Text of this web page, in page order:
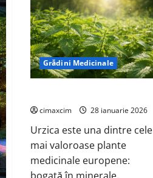
Vidraru
–
anul
2026
–
Alimentare
cu
apă,
riscuri
și
impact
asupra
mediului
Grădini Medicinale
cimaxcim 28 ianuarie 2026
Urzica este una dintre cele
mai valoroase plante
medicinale europene: